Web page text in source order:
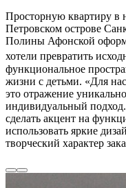
Просторную квартиру в
Петровском острове
Полины Афонской
хотели превратить
функциональное
жизни с детьми. «Для
это отражение
индивидуальный подход.
сделать акцент на
использовать яркие
творческий характер